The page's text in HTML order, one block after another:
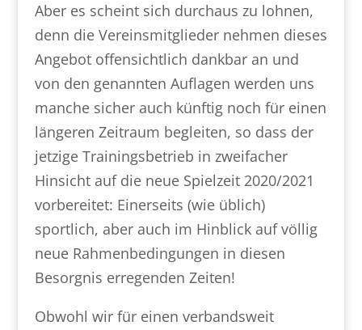
Aber es scheint sich durchaus zu lohnen,
denn die Vereinsmitglieder nehmen dieses
Angebot offensichtlich dankbar an und
von den genannten Auflagen werden uns
manche sicher auch künftig noch für einen
längeren Zeitraum begleiten, so dass der
jetzige Trainingsbetrieb in zweifacher
Hinsicht auf die neue Spielzeit 2020/2021
vorbereitet: Einerseits (wie üblich)
sportlich, aber auch im Hinblick auf völlig
neue Rahmenbedingungen in diesen
Besorgnis erregenden Zeiten!
Obwohl wir für einen verbandsweit